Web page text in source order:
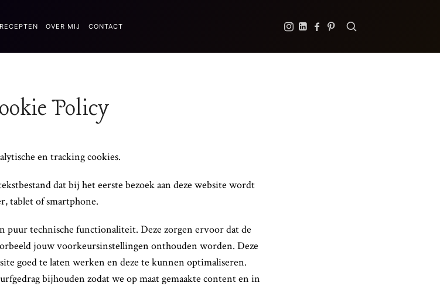
RECEPTEN OVER MIJ CONTACT
Policy
en tracking cookies.
dat bij het eerste bezoek aan deze website wordt
tablet of smartphone.
puur technische functionaliteit. Deze zorgen ervoor dat de
jouw voorkeursinstellingen onthouden worden. Deze
goed te laten werken en deze te kunnen optimaliseren.
bijhouden zodat we op maat gemaakte content en in